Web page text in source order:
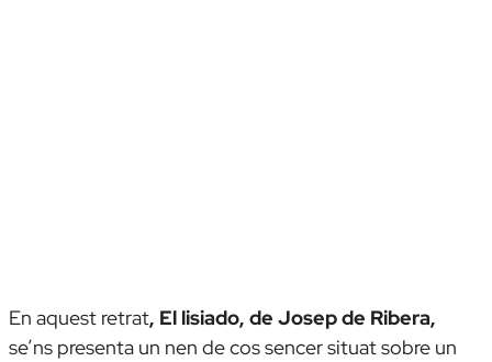
En aquest retrat, El lisiado, de Josep de Ribera,
se’ns presenta un nen de cos sencer situat sobre un